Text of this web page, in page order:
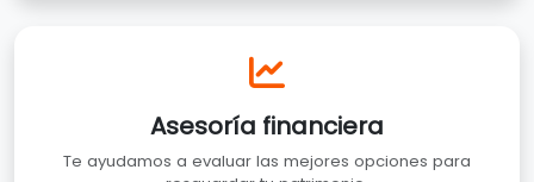
Asesoría financiera
Te ayudamos a evaluar las mejores opciones para